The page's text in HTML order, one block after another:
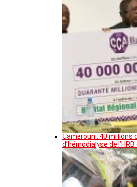
Cameroun : 40 millions
d’hémodialyse de